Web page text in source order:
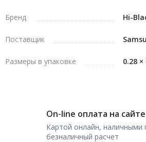
Бренд Hi-
Поставщик
Размеры в упаковке 0.28
On-line оплата на сайте
Картой онлайн, наличными
безналичный расчет